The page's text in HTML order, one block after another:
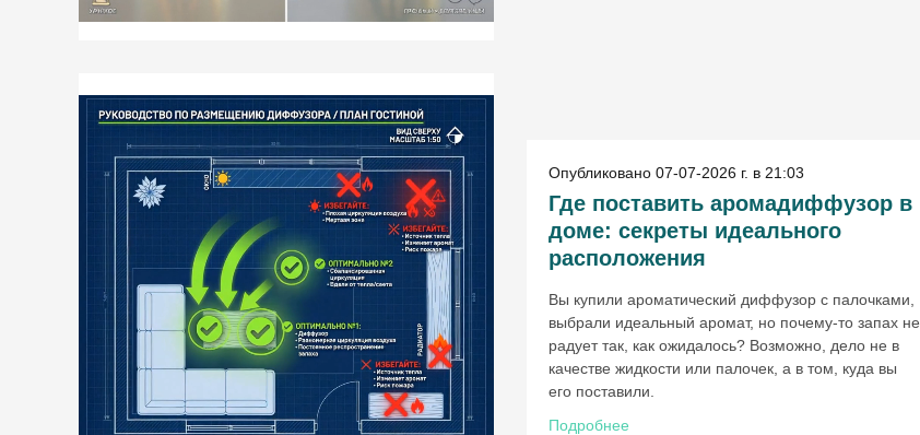
Опубликовано 07-07-2026 г. в 21:03
Где поставить аромадиффузор в
доме: секреты идеального
расположения
Вы купили ароматический диффузор с палочками,
выбрали идеальный аромат, но почему-то запах не
радует так, как ожидалось? Возможно, дело не в
качестве жидкости или палочек, а в том, куда вы
его поставили.
Подробнее